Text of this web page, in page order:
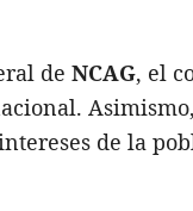
de NCAG, el
de la